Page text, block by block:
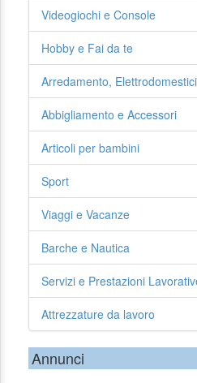
Videogiochi e Console
Hobby e Fai da te
Arredamento,
Abbigliamento e Accessori
Articoli per bambini
Sport
Viaggi e Vacanze
Barche e Nautica
Servizi e Prestazioni
Attrezzature da lavoro
Annunci